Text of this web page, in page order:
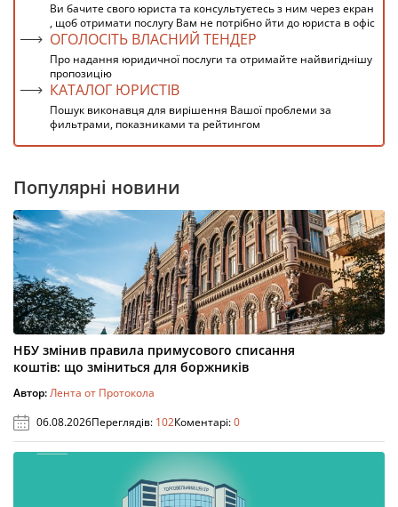
Ви бачите свого юриста та консультуєтесь з ним через екран
, щоб отримати послугу Вам не потрібно йти до юриста в офіс
ОГОЛОСІТЬ ВЛАСНИЙ ТЕНДЕР
Про надання юридичної послуги та отримайте найвигіднішу
пропозицію
КАТАЛОГ ЮРИСТІВ
Пошук виконавця для вирішення Вашої проблеми за
фильтрами, показниками та рейтингом
Популярні новини
НБУ змінив правила примусового списання
коштів: що зміниться для боржників
Автор:Лента от Протокола
06.08.2026Переглядів: 102Коментарі:0